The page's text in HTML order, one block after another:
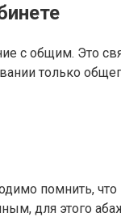
с общим. Это
только
помнить,
для этого